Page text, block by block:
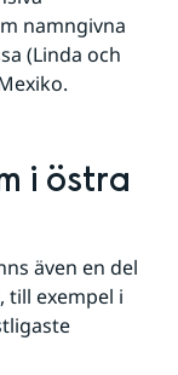
namngivna
(Linda och
i östra
även en del
exempel i